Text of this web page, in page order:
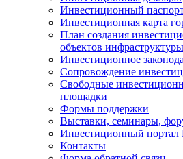
Инвестиционный
Инвестиционная карта
План создания
объектов инфраструктуры
Инвестиционное
Сопровождение
Свободные
площадки
Формы поддержки
Выставки, семинары,
Инвестиционный портал
Контакты